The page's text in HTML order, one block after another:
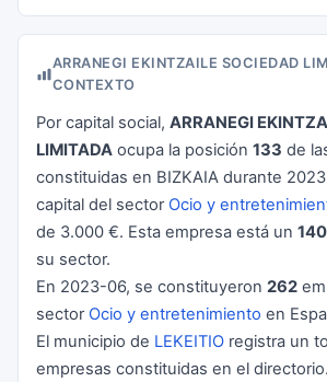
ARRANEGI EKINTZAILE SOCIEDAD
CONTEXTO
Por capital social, ARRANEGI
LIMITADA ocupa la posición 133 de
constituidas en BIZKAIA durante
capital del sector Ocio y
de 3.000 €. Esta empresa está un
su sector.
En 2023-06, se constituyeron 262
sector Ocio y entretenimiento en
El municipio de LEKEITIO registra un
empresas constituidas en el directorio.